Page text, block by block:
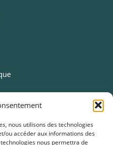
nous utilisons des technologies
ou accéder aux informations des
nous permettra de